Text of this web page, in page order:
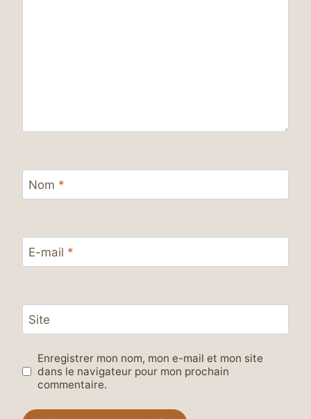
Nom *
E-mail *
Site
Enregistrer mon nom, mon e-mail et mon site
dans le navigateur pour mon prochain
commentaire.